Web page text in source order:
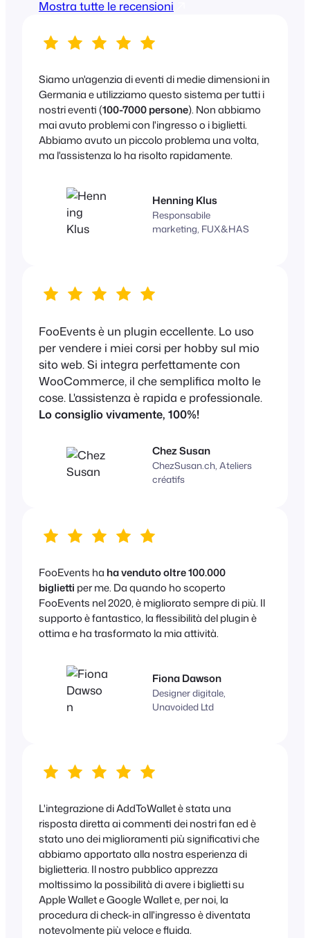
Mostra tutte le recensioni
Siamo un'agenzia di eventi di medie dimensioni in
Germania e utilizziamo questo sistema per tutti i
nostri eventi (100-7000 persone). Non abbiamo
mai avuto problemi con l'ingresso o i biglietti.
Abbiamo avuto un piccolo problema una volta,
ma l'assistenza lo ha risolto rapidamente.
Henning Klus
Responsabile
marketing, FUX&HAS
FooEvents è un plugin eccellente. Lo uso
per vendere i miei corsi per hobby sul mio
sito web. Si integra perfettamente con
WooCommerce, il che semplifica molto le
cose. L'assistenza è rapida e professionale.
Lo consiglio vivamente, 100%!
Chez Susan
ChezSusan.ch, Ateliers
créatifs
FooEvents ha ha venduto oltre 100.000
biglietti per me. Da quando ho scoperto
FooEvents nel 2020, è migliorato sempre di più. Il
supporto è fantastico, la flessibilità del plugin è
ottima e ha trasformato la mia attività.
Fiona Dawson
Designer digitale,
Unavoided Ltd
L'integrazione di AddToWallet è stata una
risposta diretta ai commenti dei nostri fan ed è
stato uno dei miglioramenti più significativi che
abbiamo apportato alla nostra esperienza di
biglietteria. Il nostro pubblico apprezza
moltissimo la possibilità di avere i biglietti su
Apple Wallet e Google Wallet e, per noi, la
procedura di check-in all'ingresso è diventata
notevolmente più veloce e fluida.